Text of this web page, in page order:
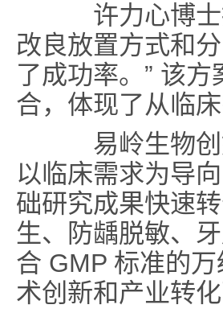
许力心博士
改良放置方式和
了成功率。” 该
合，体现了从临
易岭生物创
以临床需求为导
础研究成果快速
生、防龋脱敏、
合 GMP 标准的
术创新和产业转